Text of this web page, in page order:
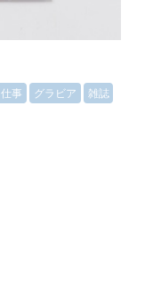
仕事 グラビア 雑誌